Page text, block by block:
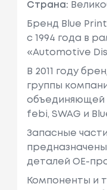
Страна:
Бренд Blue
с 1994 года в
«Automotive
В 2011 году
группы
объединяющей
febi, SWAG и
Запасные
деталей ОЕ-
Компоненты и